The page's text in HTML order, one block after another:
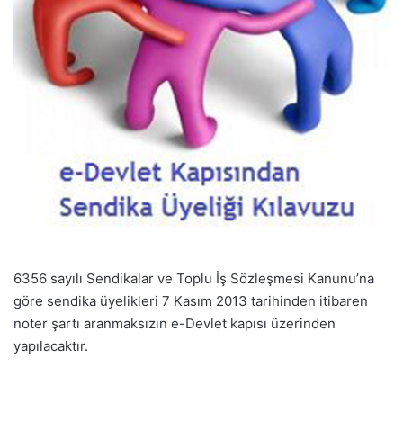
6356 sayılı Sendikalar ve Toplu İş Sözleşmesi Kanunu’na
göre sendika üyelikleri 7 Kasım 2013 tarihinden itibaren
noter şartı aranmaksızın e-Devlet kapısı üzerinden
yapılacaktır.